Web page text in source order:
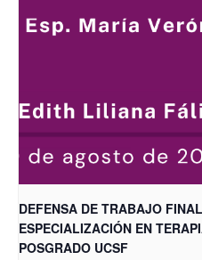
DEFENSA DE TRABAJO
ESPECIALIZACIÓN EN
POSGRADO UCSF